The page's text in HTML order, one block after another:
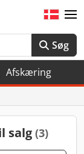
Søg
Afskæring
salg (3)